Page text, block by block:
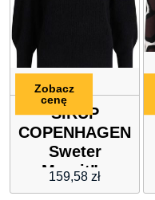
SIRUP
COPENHAGEN
Sweter
„Margit” w
kolorze
159,58 zł
Zobacz
cenę